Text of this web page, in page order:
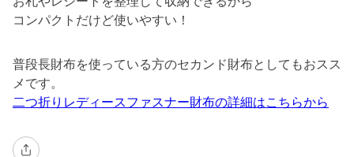
コンパクトだけど使いやすい！
普段長財布を使っている方のセカンド財布としてもおスス
メです。
二つ折りレディースファスナー財布の詳細はこちらから